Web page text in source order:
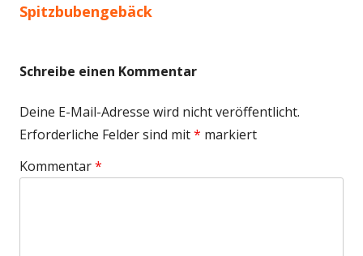
Spitzbubengebäck
Schreibe einen Kommentar
Deine E-Mail-Adresse wird nicht veröffentlicht.
Erforderliche Felder sind mit* markiert
Kommentar*